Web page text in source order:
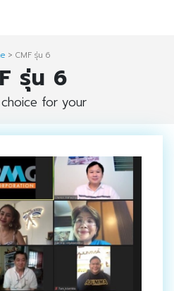
Solution
ต่าง ๆ
> CMF รุ่น 6
รุ่น 6
for your